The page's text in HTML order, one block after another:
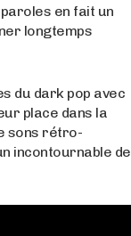
en fait un
longtemps
du dark pop avec
place dans la
sons rétro-
incontournable de